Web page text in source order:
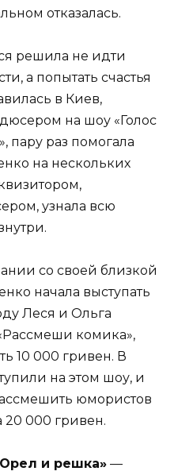
отказалась.
решила не идти
а попытать счастья
в Киев,
на шоу «Голос
пару раз помогала
на нескольких
узнала всю
со своей близкой
начала выступать
Леся и Ольга
комика»,
10 000 гривен. В
на этом шоу, и
юмористов
20 000 гривен.
и решка» —